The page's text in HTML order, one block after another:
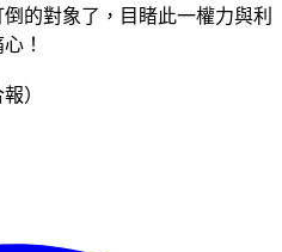
的對象了，目睹此一權力與利
！
）